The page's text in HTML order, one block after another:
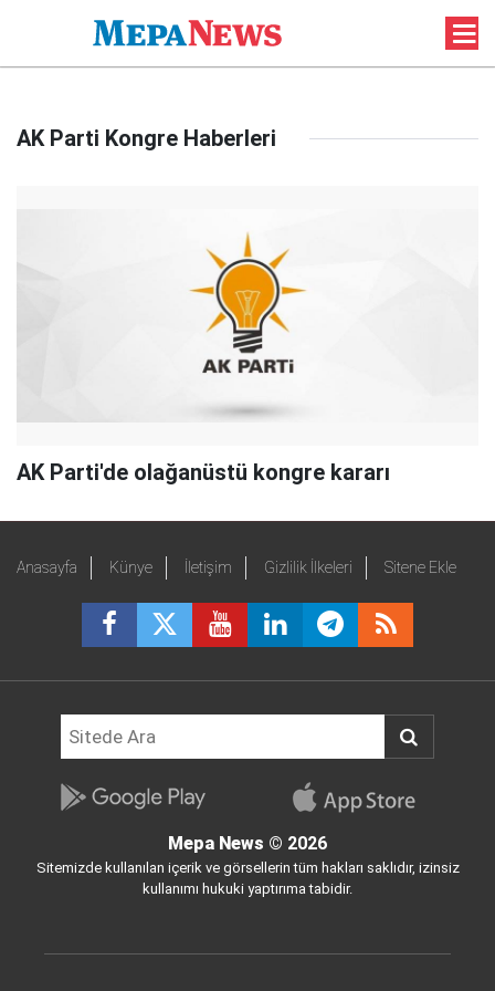
AK Parti Kongre Haberleri
AK Parti'de olağanüstü kongre kararı
Anasayfa Künye İletişim Gizlilik İlkeleri Sitene Ekle
Mepa News © 2026
Sitemizde kullanılan içerik ve görsellerin tüm hakları saklıdır, izinsiz
kullanımı hukuki yaptırıma tabidir.